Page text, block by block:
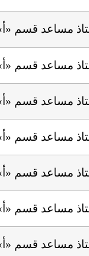
مساعد قسم «أ»
مساعد قسم «أ»
مساعد قسم «أ»
مساعد قسم «أ»
مساعد قسم «أ»
مساعد قسم «أ»
مساعد قسم «أ»